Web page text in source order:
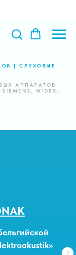
| СЛУХОВЫЕ
АППАРАТОВ
WIDEX,
HANS